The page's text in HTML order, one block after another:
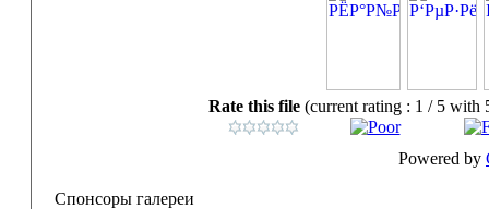
Rate this file (current rating : 1 / 5 with
Powered by
Спонсоры галереи